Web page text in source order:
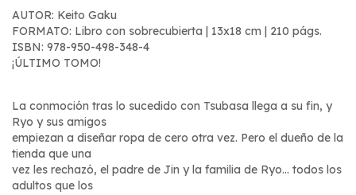
AUTOR: Keito Gaku
FORMATO: Libro con sobrecubierta | 13x18 cm | 210 págs.
ISBN: 978-950-498-348-4
¡ÚLTIMO TOMO!
La conmoción tras lo sucedido con Tsubasa llega a su fin, y
Ryo y sus amigos
empiezan a diseñar ropa de cero otra vez. Pero el dueño de la
tienda que una
vez les rechazó, el padre de Jin y la familia de Ryo... todos los
adultos que los